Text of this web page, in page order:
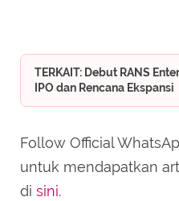
TERKAIT: Debut RANS
IPO dan Rencana Ekspansi
Follow Official
untuk mendapatkan
di sini.